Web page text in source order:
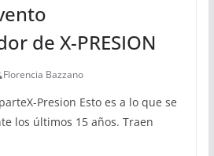
de X-PRESION
Florencia Bazzano
Presion Esto es a lo que se
los últimos 15 años. Traen